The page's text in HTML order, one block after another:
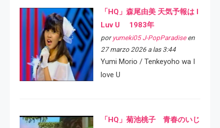
「HQ」森尾由美 天気予報は I
Luv U 1983年
por yumeki05 J-PopParadiseen
27 marzo 2026 a las 3:44
Yumi Morio / Tenkeyoho wa I
love U
「HQ」菊池桃子 青春のいじ